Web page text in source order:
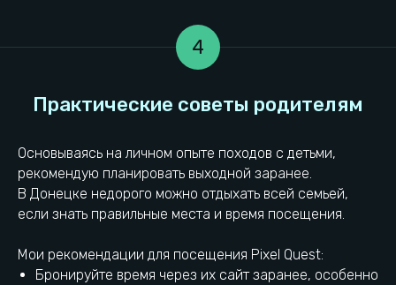
4
Основываясь на личном опыте походов с детьми,
рекомендую планировать выходной заранее.
В Донецке недорого можно отдыхать всей семьей,
если знать правильные места и время посещения.
Мои рекомендации для посещения Pixel Quest:
Бронируйте время через их сайт заранее, особенно
Пиксель Квест находится
в самом сердце Донецка